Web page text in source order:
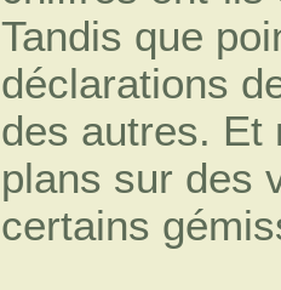
Tandis que
déclarations
des autres. Et
plans sur des
certains